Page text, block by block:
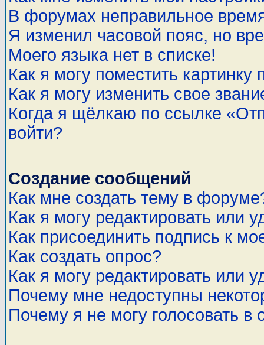
В форумах неправильное
Я изменил часовой пояс, но
Моего языка нет в списке!
Как я могу поместить
Как я могу изменить свое
Когда я щёлкаю по ссылке
войти?
Создание сообщений
Как мне создать тему в
Как я могу редактировать или
Как присоединить подпись к
Как создать опрос?
Как я могу редактировать или
Почему мне недоступны
Почему я не могу голосовать в